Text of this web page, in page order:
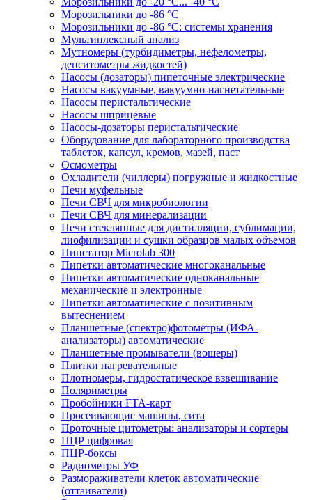
Морозильники до -86 °C
Морозильники до -86 °C: системы хранения
Мультиплексный анализ
Мутномеры (турбидиметры, нефелометры,
денситометры жидкостей)
Насосы (дозаторы) пипеточные электрические
Насосы вакуумные, вакуумно-нагнетательные
Насосы перистальтические
Насосы шприцевые
Насосы-дозаторы перистальтические
Оборудование для лабораторного производства
таблеток, капсул, кремов, мазей, паст
Осмометры
Охладители (чиллеры) погружные и жидкостные
Печи муфельные
Печи СВЧ для микробиологии
Печи СВЧ для минерализации
Печи стеклянные для дистилляции, сублимации,
лиофилизации и сушки образцов малых объемов
Пипетатор Microlab 300
Пипетки автоматические многоканальные
Пипетки автоматические одноканальные
механические и электронные
Пипетки автоматические с позитивным
вытеснением
Планшетные (спектро)фотометры (ИФА-
анализаторы) автоматические
Планшетные промыватели (вошеры)
Плитки нагревательные
Плотномеры, гидростатическое взвешивание
Поляриметры
Пробойники FTA-карт
Просеивающие машины, сита
Проточные цитометры: анализаторы и сортеры
ПЦР цифровая
ПЦР-боксы
Радиометры УФ
Размораживатели клеток автоматические
(оттаиватели)